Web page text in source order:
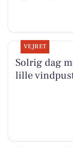
VEJRET
Solrig dag
lille